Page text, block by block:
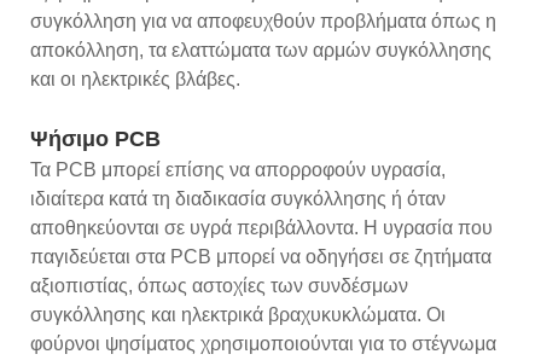
συγκόλληση για να αποφευχθούν προβλήματα όπως η
αποκόλληση, τα ελαττώματα των αρμών συγκόλλησης
και οι ηλεκτρικές βλάβες.
Ψήσιμο PCB
Τα PCB μπορεί επίσης να απορροφούν υγρασία,
ιδιαίτερα κατά τη διαδικασία συγκόλλησης ή όταν
αποθηκεύονται σε υγρά περιβάλλοντα. Η υγρασία που
παγιδεύεται στα PCB μπορεί να οδηγήσει σε ζητήματα
αξιοπιστίας, όπως αστοχίες των συνδέσμων
συγκόλλησης και ηλεκτρικά βραχυκυκλώματα. Οι
φούρνοι ψησίματος χρησιμοποιούνται για το στέγνωμα